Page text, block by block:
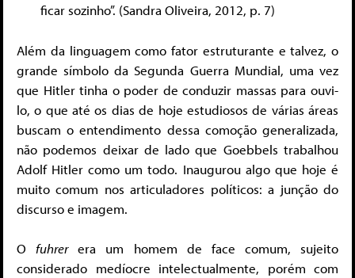
ficar sozinho”. (Sandra Oliveira, 2012, p. 7)
Além da linguagem como fator estruturante e talvez, o
grande símbolo da Segunda Guerra Mundial, uma vez
que Hitler tinha o poder de conduzir massas para ouvi-
lo, o que até os dias de hoje estudiosos de várias áreas
buscam o entendimento dessa comoção generalizada,
não podemos deixar de lado que Goebbels trabalhou
Adolf Hitler como um todo. Inaugurou algo que hoje é
muito comum nos articuladores políticos: a junção do
discurso e imagem.
O fuhrerera um homem de face comum, sujeito
considerado medíocre intelectualmente, porém com